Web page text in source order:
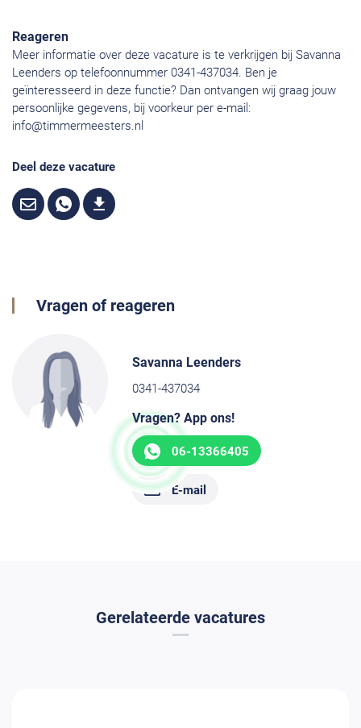
Reageren
Meer informatie over deze vacature is te verkrijgen bij Savanna
Leenders op telefoonnummer 0341-437034. Ben je
geïnteresseerd in deze functie? Dan ontvangen wij graag jouw
persoonlijke gegevens, bij voorkeur per e-mail:
info@timmermeesters.nl
Deel deze vacature
Vragen of reageren
Savanna Leenders
0341-437034
Vragen? App ons!
06-13366405
E-mail
Gerelateerde vacatures